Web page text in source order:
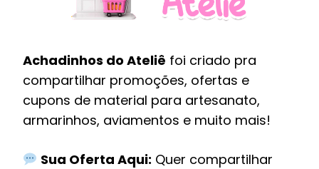
Achadinhos do Ateliê foi criado pra
compartilhar promoções, ofertas e
cupons de material para artesanato,
armarinhos, aviamentos e muito mais!
Sua Oferta Aqui: Quer compartilhar